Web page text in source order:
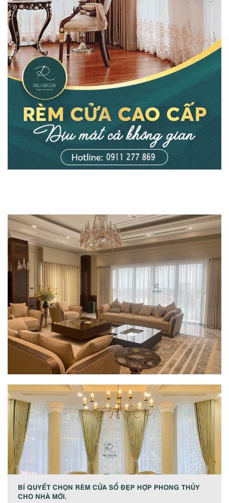
BÍ QUYẾT CHỌN RÈM CỬA SỔ ĐẸP HỢP PHONG THỦY
CHO NHÀ MỚI.